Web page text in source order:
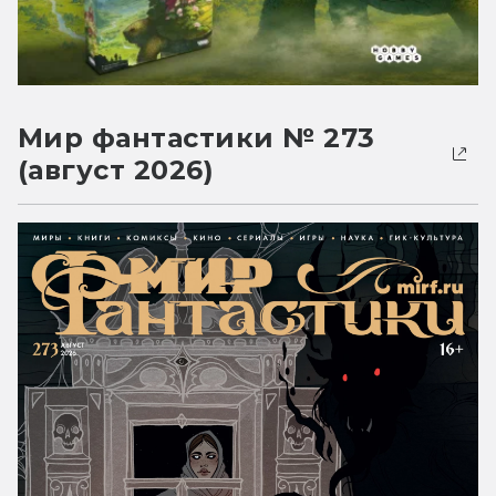
Мир фантастики № 273
(август 2026)